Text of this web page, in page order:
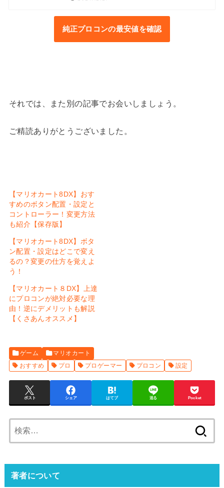
純正プロコンの最安値を確認
それでは、また別の記事でお会いしましょう。
ご精読ありがとうございました。
【マリオカート8DX】おす
すめのボタン配置・設定と
コントローラー！変更方法
も紹介【保存版】
【マリオカート8DX】ボタ
ン配置・設定はどこで変え
るの？変更の仕方を覚えよ
う！
【マリオカート８DX】上達
にプロコンが絶対必要な理
由！逆にデメリットも解説
【くさあんオススメ】
ゲーム
マリオカート
おすすめ
プロ プロゲーマー プロコン 設定
ポスト シェア はてブ 送る Pocket
索:
著者について